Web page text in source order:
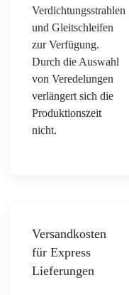
Verdichtungsstrahlen
und Gleitschleifen
zur Verfügung.
Durch die Auswahl
von Veredelungen
verlängert sich die
Produktionszeit
nicht.
Versandkosten
für Express
Lieferungen